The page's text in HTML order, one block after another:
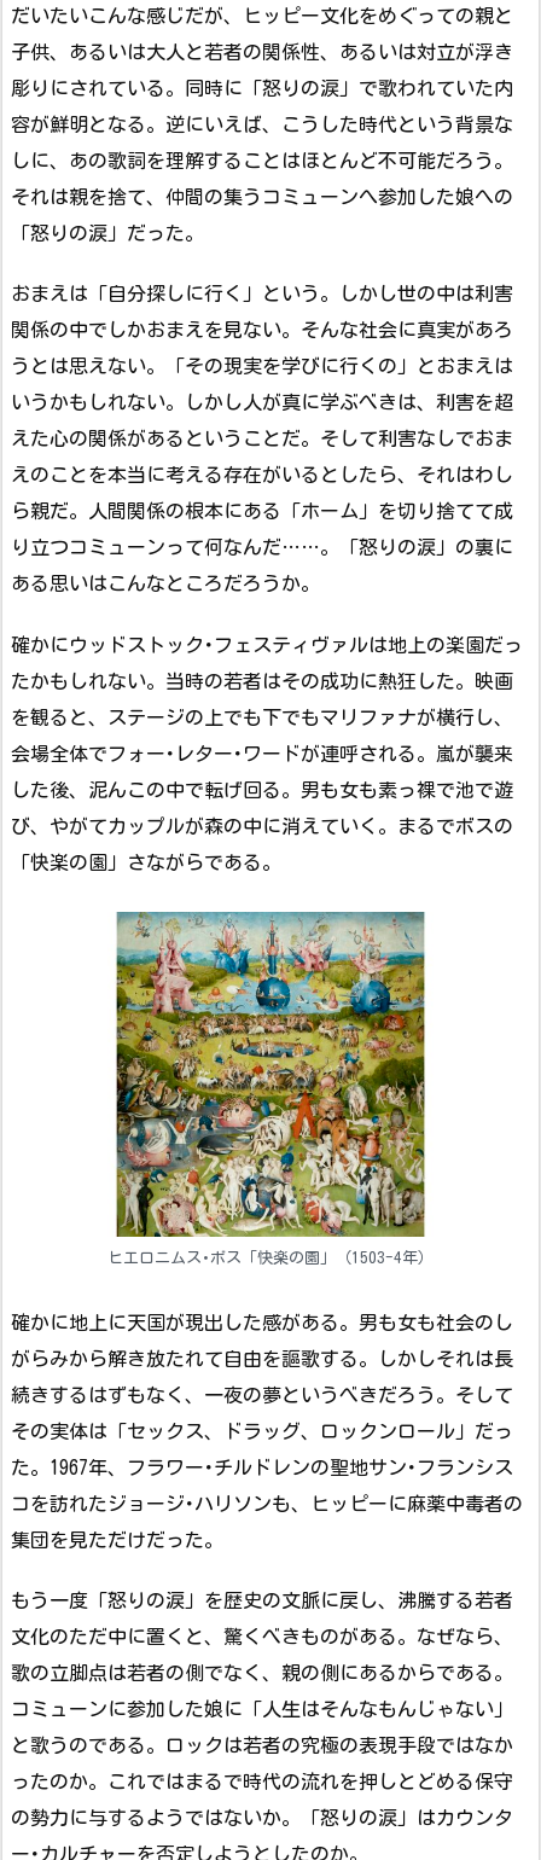
だいたいこんな感じだが、ヒッピー文化をめぐっての親と
子供、あるいは大人と若者の関係性、あるいは対立が浮き
彫りにされている。同時に「怒りの涙」で歌われていた内
容が鮮明となる。逆にいえば、こうした時代という背景な
しに、あの歌詞を理解することはほとんど不可能だろう。
それは親を捨て、仲間の集うコミューンへ参加した娘への
「怒りの涙」だった。
おまえは「自分探しに行く」という。しかし世の中は利害
関係の中でしかおまえを見ない。そんな社会に真実があろ
うとは思えない。「その現実を学びに行くの」とおまえは
いうかもしれない。しかし人が真に学ぶべきは、利害を超
えた心の関係があるということだ。そして利害なしでおま
えのことを本当に考える存在がいるとしたら、それはわし
ら親だ。人間関係の根本にある「ホーム」を切り捨てて成
り立つコミューンって何なんだ……。「怒りの涙」の裏に
ある思いはこんなところだろうか。
確かにウッドストック･フェスティヴァルは地上の楽園だっ
たかもしれない。当時の若者はその成功に熱狂した。映画
を観ると、ステージの上でも下でもマリファナが横行し、
会場全体でフォー･レター･ワードが連呼される。嵐が襲来
した後、泥んこの中で転げ回る。男も女も素っ裸で池で遊
び、やがてカップルが森の中に消えていく。まるでボスの
「快楽の園」さながらである。
ヒエロニムス･ボス「快楽の園」（1503-4年）
確かに地上に天国が現出した感がある。男も女も社会のし
がらみから解き放たれて自由を謳歌する。しかしそれは長
続きするはずもなく、一夜の夢というべきだろう。そして
その実体は「セックス、ドラッグ、ロックンロール」だっ
た。1967年、フラワー･チルドレンの聖地サン･フランシス
コを訪れたジョージ･ハリソンも、ヒッピーに麻薬中毒者の
集団を見ただけだった。
もう一度「怒りの涙」を歴史の文脈に戻し、沸騰する若者
文化のただ中に置くと、驚くべきものがある。なぜなら、
歌の立脚点は若者の側でなく、親の側にあるからである。
コミューンに参加した娘に「人生はそんなもんじゃない」
と歌うのである。ロックは若者の究極の表現手段ではなか
ったのか。これではまるで時代の流れを押しとどめる保守
の勢力に与するようではないか。「怒りの涙」はカウンタ
ー･カルチャーを否定しようとしたのか。